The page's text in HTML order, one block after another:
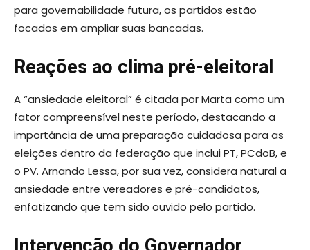
para governabilidade futura, os partidos estão
focados em ampliar suas bancadas.
Reações ao clima pré-eleitoral
A “ansiedade eleitoral” é citada por Marta como um
fator compreensível neste período, destacando a
importância de uma preparação cuidadosa para as
eleições dentro da federação que inclui PT, PCdoB, e
o PV. Arnando Lessa, por sua vez, considera natural a
ansiedade entre vereadores e pré-candidatos,
enfatizando que tem sido ouvido pelo partido.